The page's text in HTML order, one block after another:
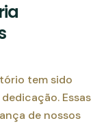
tem sido
Essas
de nossos